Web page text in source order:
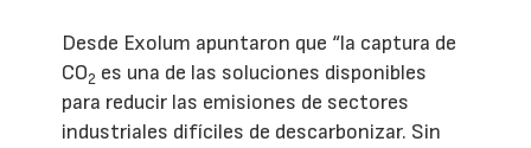
Desde Exolum apuntaron que “la captura de
CO2 es una de las soluciones disponibles
para reducir las emisiones de sectores
industriales difíciles de descarbonizar. Sin